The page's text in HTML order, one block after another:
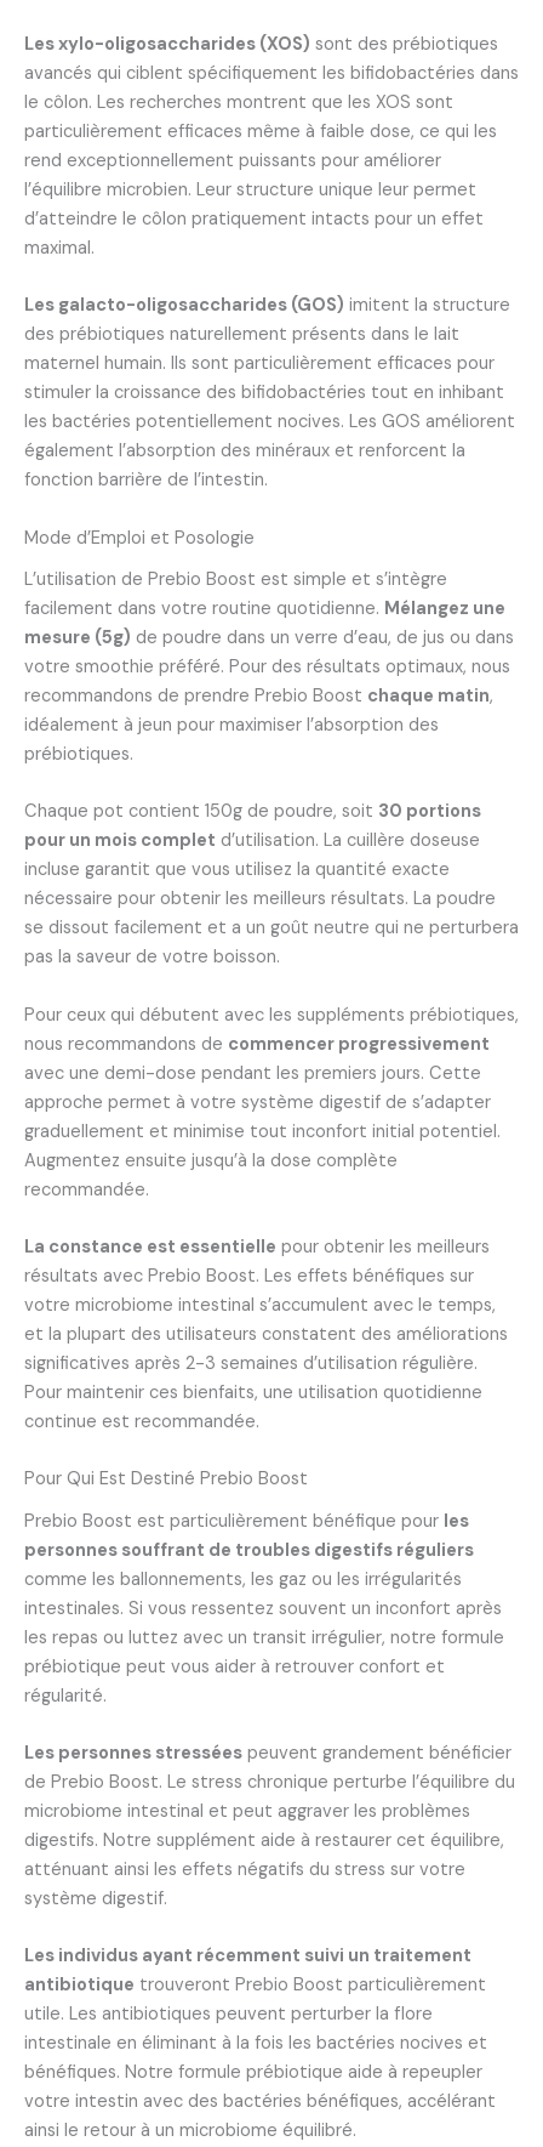
Les xylo-oligosaccharides (XOS) sont des prébiotiques
avancés qui ciblent spécifiquement les bifidobactéries dans
le côlon. Les recherches montrent que les XOS sont
particulièrement efficaces même à faible dose, ce qui les
rend exceptionnellement puissants pour améliorer
l’équilibre microbien. Leur structure unique leur permet
d’atteindre le côlon pratiquement intacts pour un effet
maximal.
Les galacto-oligosaccharides (GOS) imitent la structure
des prébiotiques naturellement présents dans le lait
maternel humain. Ils sont particulièrement efficaces pour
stimuler la croissance des bifidobactéries tout en inhibant
les bactéries potentiellement nocives. Les GOS améliorent
également l’absorption des minéraux et renforcent la
fonction barrière de l’intestin.
Mode d’Emploi et Posologie
L’utilisation de Prebio Boost est simple et s’intègre
facilement dans votre routine quotidienne. Mélangez une
mesure (5g) de poudre dans un verre d’eau, de jus ou dans
votre smoothie préféré. Pour des résultats optimaux, nous
recommandons de prendre Prebio Boost chaque matin,
idéalement à jeun pour maximiser l’absorption des
prébiotiques.
Chaque pot contient 150g de poudre, soit 30 portions
pour un mois complet d’utilisation. La cuillère doseuse
incluse garantit que vous utilisez la quantité exacte
nécessaire pour obtenir les meilleurs résultats. La poudre
se dissout facilement et a un goût neutre qui ne perturbera
pas la saveur de votre boisson.
Pour ceux qui débutent avec les suppléments prébiotiques,
nous recommandons de commencer progressivement
avec une demi-dose pendant les premiers jours. Cette
approche permet à votre système digestif de s’adapter
graduellement et minimise tout inconfort initial potentiel.
Augmentez ensuite jusqu’à la dose complète
recommandée.
La constance est essentielle pour obtenir les meilleurs
résultats avec Prebio Boost. Les effets bénéfiques sur
votre microbiome intestinal s’accumulent avec le temps,
et la plupart des utilisateurs constatent des améliorations
significatives après 2-3 semaines d’utilisation régulière.
Pour maintenir ces bienfaits, une utilisation quotidienne
continue est recommandée.
Pour Qui Est Destiné Prebio Boost
Prebio Boost est particulièrement bénéfique pour les
personnes souffrant de troubles digestifs réguliers
comme les ballonnements, les gaz ou les irrégularités
intestinales. Si vous ressentez souvent un inconfort après
les repas ou luttez avec un transit irrégulier, notre formule
prébiotique peut vous aider à retrouver confort et
régularité.
Les personnes stressées peuvent grandement bénéficier
de Prebio Boost. Le stress chronique perturbe l’équilibre du
microbiome intestinal et peut aggraver les problèmes
digestifs. Notre supplément aide à restaurer cet équilibre,
atténuant ainsi les effets négatifs du stress sur votre
système digestif.
Les individus ayant récemment suivi un traitement
antibiotique trouveront Prebio Boost particulièrement
utile. Les antibiotiques peuvent perturber la flore
intestinale en éliminant à la fois les bactéries nocives et
bénéfiques. Notre formule prébiotique aide à repeupler
votre intestin avec des bactéries bénéfiques, accélérant
ainsi le retour à un microbiome équilibré.